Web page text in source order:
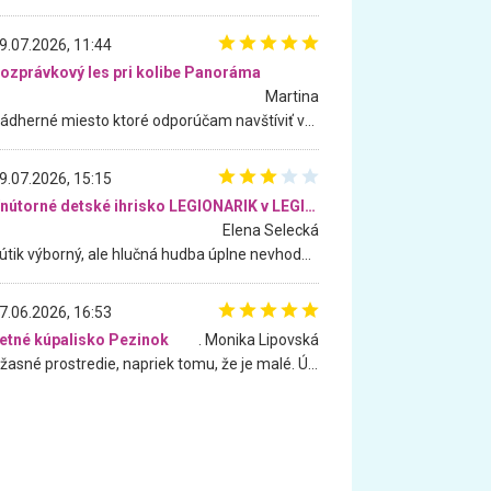
11:44
les pri kolibe Panoráma
Martina
15:15
Vnútorné detské ihrisko LEGIONARIK v LEGIA Fitness
Elena Selecká
16:53
kúpalisko Pezinok
. Monika Lipovská